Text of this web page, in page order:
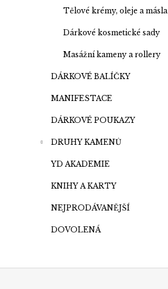
Tělové krémy, oleje a másla
Dárkové kosmetické sady
Masážní kameny a rollery
DÁRKOVÉ BALÍČKY
MANIFESTACE
DÁRKOVÉ POUKAZY
DRUHY KAMENŮ
YD AKADEMIE
KNIHY A KARTY
NEJPRODÁVANĚJŠÍ
DOVOLENÁ